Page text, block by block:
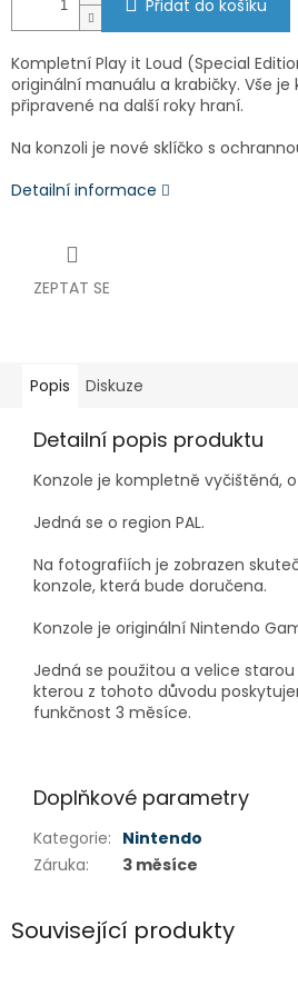
Přidat do košíku
Kompletní Play it Loud (Special
originální manuálu a krabičky. Vše
připravené na další roky hraní.
Na konzoli je nové sklíčko s
Detailní informace
ZEPTAT SE
Popis Diskuze
Detailní popis produktu
Konzole je kompletně vyčištěná,
Jedná se o region PAL.
Na fotografiích je zobrazen
konzole, která bude doručena.
Konzole je originální Nintendo
Jedná se použitou a velice
kterou z tohoto důvodu
funkčnost 3 měsíce.
Doplňkové parametry
Kategorie: Nintendo
Záruka: 3 měsíce
Související produkty